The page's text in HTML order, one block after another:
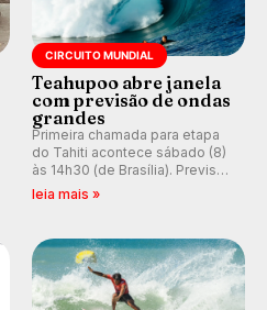
CIRCUITO MUNDIAL
Teahupoo abre janela
com previsão de ondas
grandes
Primeira chamada para etapa
do Tahiti acontece sábado (8)
às 14h30 (de Brasília). Previsão
indica swell consistente.
Kelly Slater convidado.
leia mais »